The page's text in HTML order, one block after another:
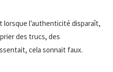
lorsque l’authenticité disparaît,
des trucs, des
cela sonnait faux.